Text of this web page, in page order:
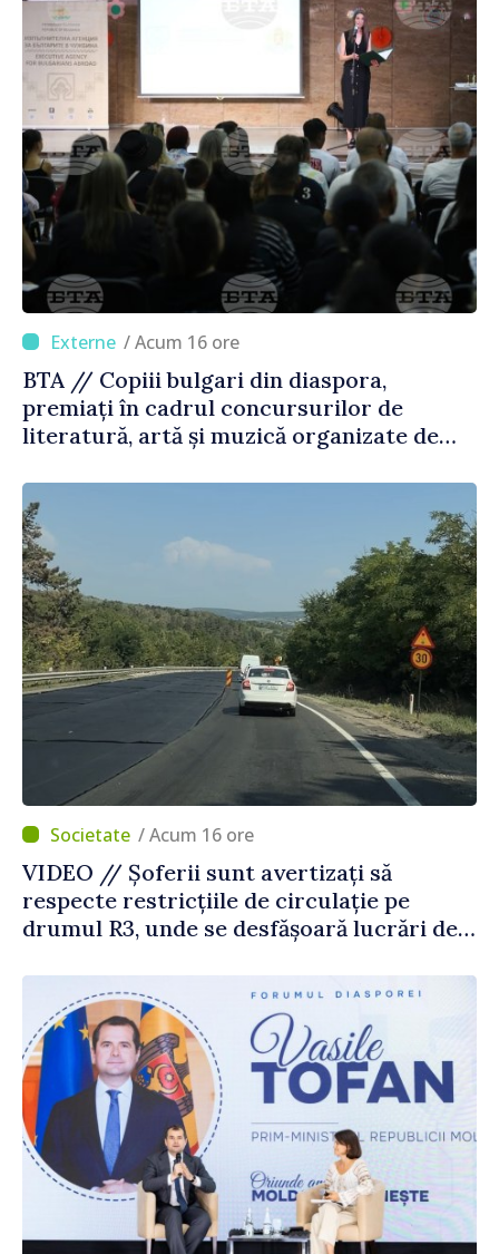
/ Acum 16 ore
BTA // Copiii bulgari din diaspora,
premiați în cadrul concursurilor de
literatură, artă și muzică organizate de
Străinătate
/ Acum 16 ore
VIDEO // Șoferii sunt avertizați să
respecte restricțiile de circulație pe
drumul R3, unde se desfășoară lucrări de